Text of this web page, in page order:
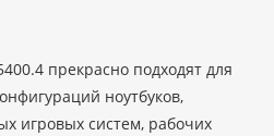
прекрасно подходят для
ноутбуков,
игровых систем, рабочих